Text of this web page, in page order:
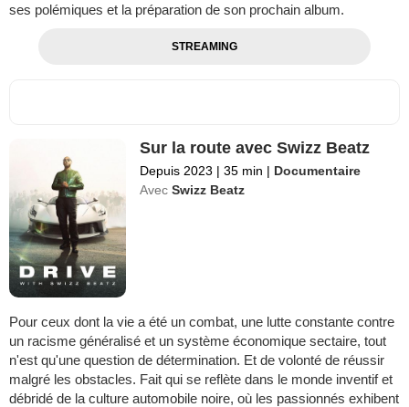
ses polémiques et la préparation de son prochain album.
STREAMING
Sur la route avec Swizz Beatz
Depuis 2023 | 35 min | Documentaire
Avec Swizz Beatz
Pour ceux dont la vie a été un combat, une lutte constante contre
un racisme généralisé et un système économique sectaire, tout
n'est qu'une question de détermination. Et de volonté de réussir
malgré les obstacles. Fait qui se reflète dans le monde inventif et
débridé de la culture automobile noire, où les passionnés exhibent